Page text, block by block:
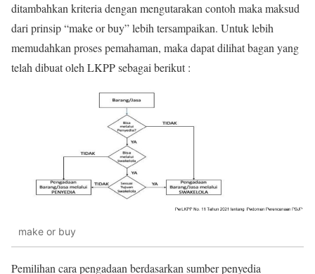
ditambahkan kriteria dengan mengutarakan contoh maka maksud
dari prinsip “make or buy” lebih tersampaikan. Untuk lebih
memudahkan proses pemahaman, maka dapat dilihat bagan yang
telah dibuat oleh LKPP sebagai berikut :
make or buy
Pemilihan cara pengadaan berdasarkan sumber penyedia